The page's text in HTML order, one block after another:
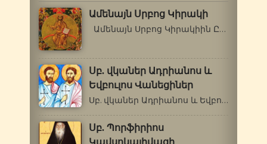
Ամենայն Սրբոց Կիրակի
Ամենայն Սրբոց Կիրակիին ԸՆդհանրական…
Սբ. վկաներ Ադրիանոս և
Եվբուլոս Վանեցիներ
Սբ. վկաներ Ադրիանոս և Եվբուլոս Վանեցիներ…
Սբ. Պորֆիրիոս